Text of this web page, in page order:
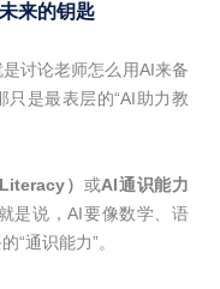
来的钥匙
讨论老师怎么用AI来备
是最表层的“AI助力教
） 或AI通识能力
是说，AI要像数学、语
“通识能力”。